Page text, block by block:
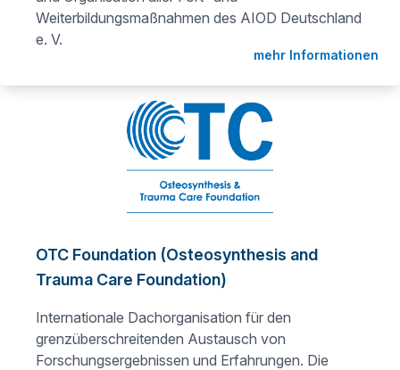
Weiterbildungsmaßnahmen des AIOD Deutschland
e. V.
mehr Informationen
OTC Foundation (Osteosynthesis and
Trauma Care Foundation)
Internationale Dachorganisation für den
grenzüberschreitenden Austausch von
Forschungsergebnissen und Erfahrungen. Die